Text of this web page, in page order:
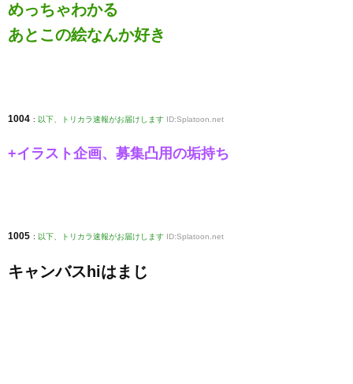
めっちゃわかる
あとこの絵なんか好き
1004 : 以下、トリカラ速報がお届けします ID:Splatoon.net
+イラスト企画、募集凸用の垢持ち
1005 : 以下、トリカラ速報がお届けします ID:Splatoon.net
キャンバスhiはまじ